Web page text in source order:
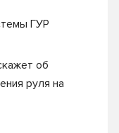
ГУР
об
руля на